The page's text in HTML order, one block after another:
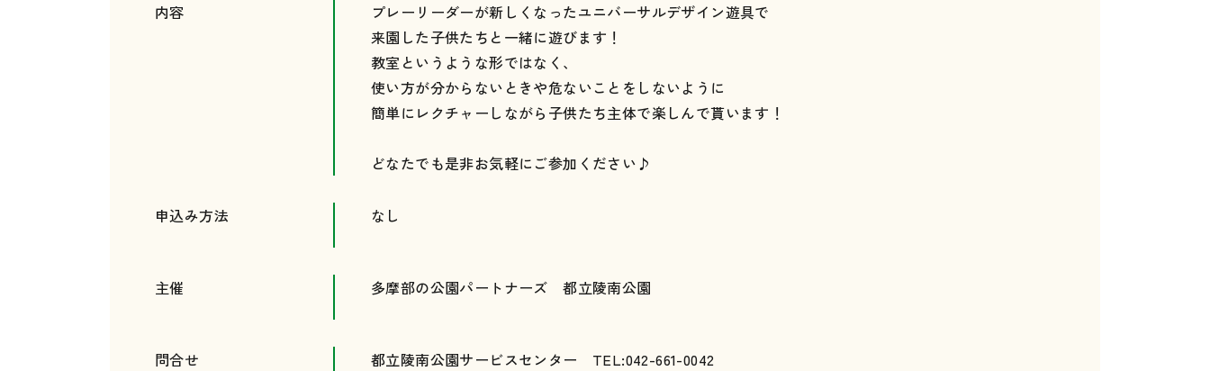
内容
プレーリーダーが新しくなったユニバーサルデザイン遊具で
来園した子供たちと一緒に遊びます！
教室というような形ではなく、
使い方が分からないときや危ないことをしないように
簡単にレクチャーしながら子供たち主体で楽しんで貰います！
どなたでも是非お気軽にご参加ください♪
申込み方法 なし
主催 多摩部の公園パートナーズ 都立陵南公園
問合せ 都立陵南公園サービスセンター TEL:042-661-0042